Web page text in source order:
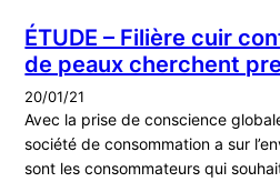
ÉTUDE – Filière cuir
de peaux cherchent
20/01/21
Avec la prise de conscience
société de consommation a sur
sont les consommateurs qui